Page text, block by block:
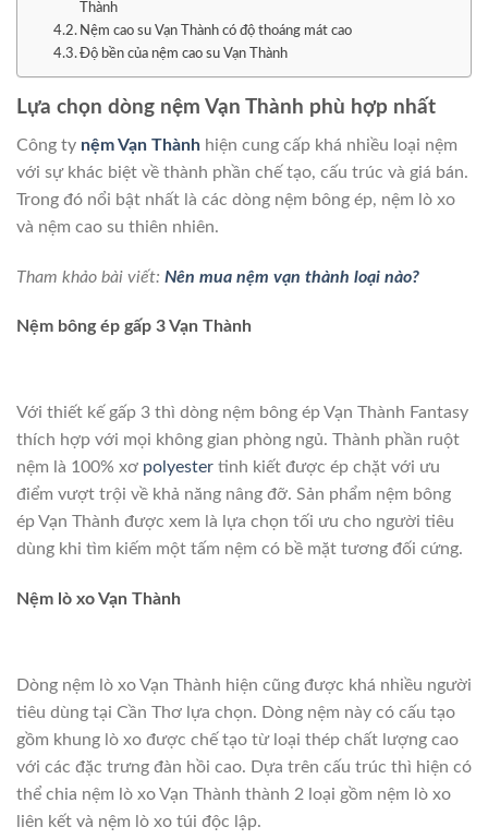
Thành
Nệm cao su Vạn Thành có độ thoáng mát cao
Độ bền của nệm cao su Vạn Thành
Lựa chọn dòng nệm Vạn Thành phù hợp nhất
Công ty nệm Vạn Thành hiện cung cấp khá nhiều loại nệm
với sự khác biệt về thành phần chế tạo, cấu trúc và giá bán.
Trong đó nổi bật nhất là các dòng nệm bông ép, nệm lò xo
và nệm cao su thiên nhiên.
Tham khảo bài viết: Nên mua nệm vạn thành loại nào?
Nệm bông ép gấp 3 Vạn Thành
Với thiết kế gấp 3 thì dòng nệm bông ép Vạn Thành Fantasy
thích hợp với mọi không gian phòng ngủ. Thành phần ruột
nệm là 100% xơ polyester tinh kiết được ép chặt với ưu
điểm vượt trội về khả năng nâng đỡ. Sản phẩm nệm bông
ép Vạn Thành được xem là lựa chọn tối ưu cho người tiêu
dùng khi tìm kiếm một tấm nệm có bề mặt tương đối cứng.
Nệm lò xo Vạn Thành
Dòng nệm lò xo Vạn Thành hiện cũng được khá nhiều người
tiêu dùng tại Cần Thơ lựa chọn. Dòng nệm này có cấu tạo
gồm khung lò xo được chế tạo từ loại thép chất lượng cao
với các đặc trưng đàn hồi cao. Dựa trên cấu trúc thì hiện có
thể chia nệm lò xo Vạn Thành thành 2 loại gồm nệm lò xo
liên kết và nệm lò xo túi độc lập.